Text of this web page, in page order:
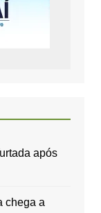
após
chega a